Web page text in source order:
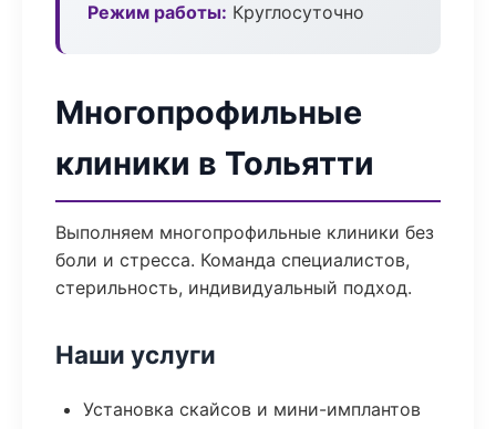
Режим работы: Круглосуточно
Многопрофильные
клиники в Тольятти
Выполняем многопрофильные клиники без
боли и стресса. Команда специалистов,
стерильность, индивидуальный подход.
Наши услуги
Установка скайсов и мини-имплантов